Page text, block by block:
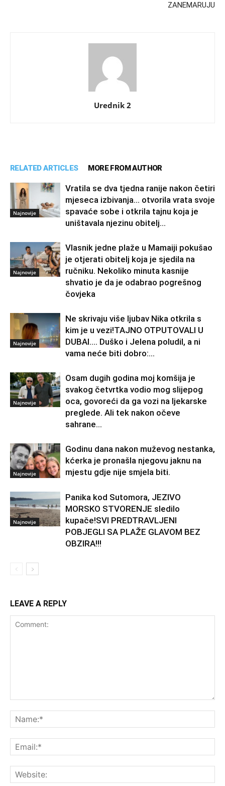
ZANEMARUJU
Urednik 2
RELATED ARTICLES MORE FROM AUTHOR
Najnovije
Vratila se dva tjedna ranije nakon četiri
mjeseca izbivanja… otvorila vrata svoje
spavaće sobe i otkrila tajnu koja je
uništavala njezinu obitelj…
Najnovije
Vlasnik jedne plaže u Mamaiji pokušao
je otjerati obitelj koja je sjedila na
ručniku. Nekoliko minuta kasnije
shvatio je da je odabrao pogrešnog
čovjeka
Najnovije
Ne skrivaju više ljubav Nika otkrila s
kim je u vezi!TAJNO OTPUTOVALI U
DUBAI…. Duško i Jelena poludil, a ni
vama neće biti dobro:...
Najnovije
Osam dugih godina moj komšija je
svakog četvrtka vodio mog slijepog
oca, govoreći da ga vozi na ljekarske
preglede. Ali tek nakon očeve
sahrane...
Najnovije
Godinu dana nakon muževog nestanka,
kćerka je pronašla njegovu jaknu na
mjestu gdje nije smjela biti.
Najnovije
Panika kod Sutomora, JEZIVO
MORSKO STVORENJE sledilo
kupače!SVI PREDTRAVLJENI
POBJEGLI SA PLAŽE GLAVOM BEZ
OBZIRA!!!
LEAVE A REPLY